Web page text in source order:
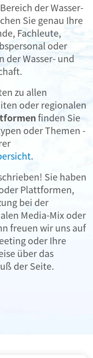
der Wasser-
Sie genau Ihre
Fachleute,
oder
Wasser- und
zu allen
oder regionalen
finden Sie
oder Themen -
.
Sie haben
Plattformen,
bei der
Media-Mix oder
freuen wir uns auf
oder Ihre
über das
der Seite.